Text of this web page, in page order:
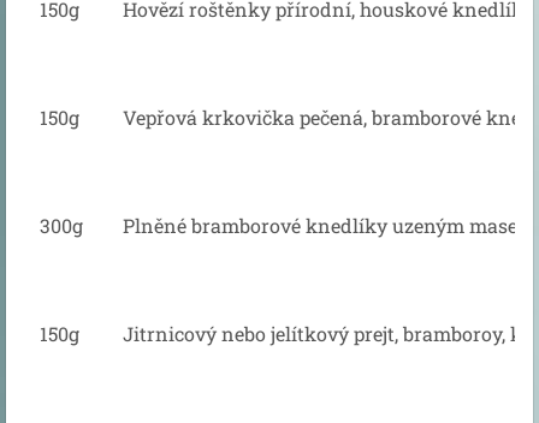
150g Hovězí roštěnky přírodní, houskové knedlíky
150g Vepřová krkovička pečená, bramborové
300g Plněné bramborové knedlíky uzeným
150g Jitrnicový nebo jelítkový prejt, bramboroy,